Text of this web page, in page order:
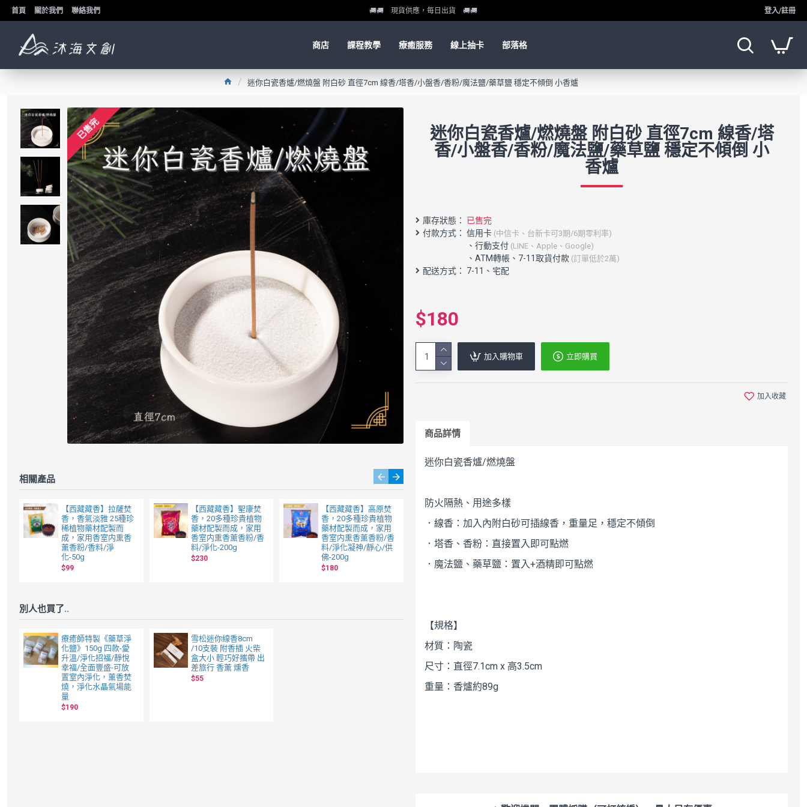
首頁 關於我們 聯絡我們 🚚🚚 現貨供應，每日出貨 🚚🚚 登入/註冊
商店 課程教學 療癒服務 線上抽卡 部落格
迷你白瓷香爐/燃燒盤 附白砂 直徑7cm 線香/塔香/小盤香/香粉/魔法鹽/藥草鹽 穩定不傾倒 小香爐
已售完
相關產品
【西藏藏香】拉薩焚
香，香氣淡雅 25種珍
稀植物藥材配製而
成，家用香室内熏香
薰香粉/香料/淨
化-50g
$99
【西藏藏香】聖康焚
香，20多種珍貴植物
藥材配製而成，家用
香室内熏香薰香粉/香
料/淨化-200g
$230
【西藏藏香】高原焚
香，20多種珍貴植物
藥材配製而成，家用
香室内熏香薰香粉/香
料/淨化凝神/靜心/供
佛-200g
$180
秘魯聖木塔香5支裝
香椎 淨化空間場域 沉
靜 紓壓 放鬆 舒眠 香
薰 燻香 祕魯聖木/印
加聖木
$68 $80
香椎 空間淨化/水晶
淨化/氣場淨化薰香，
$65
別人也買了..
療癒師特製《藥草淨
化鹽》150g 四款-愛
升溫/淨化招福/靜悅
幸福/全面豐盛-可放
置室內淨化，薰香焚
燒，淨化水晶氣場能
量
$190
雪松迷你線香8cm
/10支裝 附香插 火柴
盒大小 輕巧好攜帶 出
差旅行 香薰 燻香
$55
迷你白瓷香爐/燃燒盤 附白砂 直徑7cm 線香/塔
香/小盤香/香粉/魔法鹽/藥草鹽 穩定不傾倒 小
香爐
庫存狀態：
已售完
付款方式： 信用卡 (中信卡、台新卡可3期/6期零利率)
配送方式： 7-11、宅配
$180
加入購物車 立即購買
加入收藏
商品詳情
迷你白瓷香爐/燃燒盤
防火隔熱、用途多樣
．線香：加入內附白砂可插線香，重量足，穩定不傾倒
．塔香、香粉：直接置入即可點燃
．魔法鹽、藥草鹽：置入+酒精即可點燃
【規格】
材質：陶瓷
尺寸：直徑7.1cm x 高3.5cm
重量：香爐約89g